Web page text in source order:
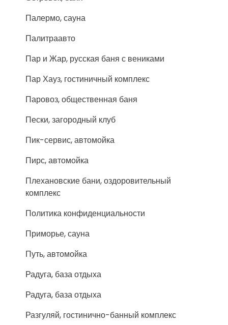
Палермо, сауна
Палитраавто
Пар и Жар, русская баня с вениками
Пар Хауз, гостиничный комплекс
Паровоз, общественная баня
Пески, загородный клуб
Пик-сервис, автомойка
Пирс, автомойка
Плехановские бани, оздоровительный
комплекс
Политика конфиденциальности
Приморье, сауна
Путь, автомойка
Радуга, база отдыха
Радуга, база отдыха
Разгуляй, гостинично-банный комплекс